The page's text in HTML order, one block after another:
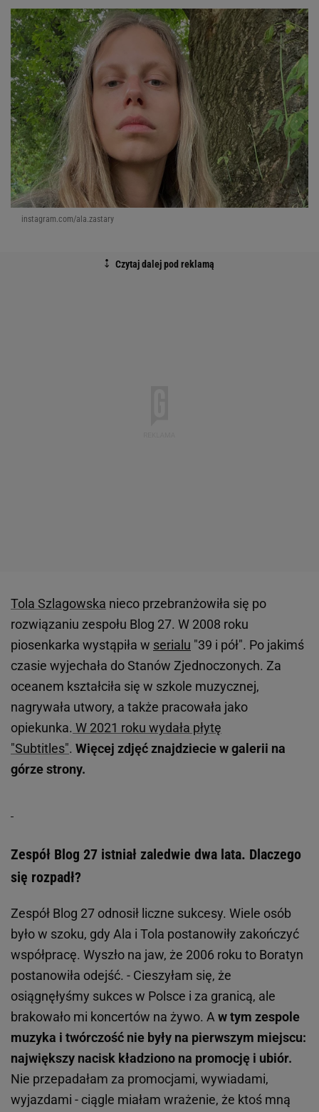
instagram.com/ala.zastary
Tola Szlagowska nieco przebranżowiła się po
rozwiązaniu zespołu Blog 27. W 2008 roku
piosenkarka wystąpiła w serialu "39 i pół". Po jakimś
czasie wyjechała do Stanów Zjednoczonych. Za
oceanem kształciła się w szkole muzycznej,
nagrywała utwory, a także pracowała jako
opiekunka. W 2021 roku wydała płytę
"Subtitles". Więcej zdjęć znajdziecie w galerii na
górze strony.
Zespół Blog 27 istniał zaledwie dwa lata. Dlaczego
się rozpadł?
Zespół Blog 27 odnosił liczne sukcesy. Wiele osób
było w szoku, gdy Ala i Tola postanowiły zakończyć
współpracę. Wyszło na jaw, że 2006 roku to Boratyn
postanowiła odejść. - Cieszyłam się, że
osiągnęłyśmy sukces w Polsce i za granicą, ale
brakowało mi koncertów na żywo. Aw tym zespole
muzyka i twórczość nie były na pierwszym miejscu:
największy nacisk kładziono na promocję i ubiór.
Nie przepadałam za promocjami, wywiadami,
wyjazdami - ciągle miałam wrażenie, że ktoś mną